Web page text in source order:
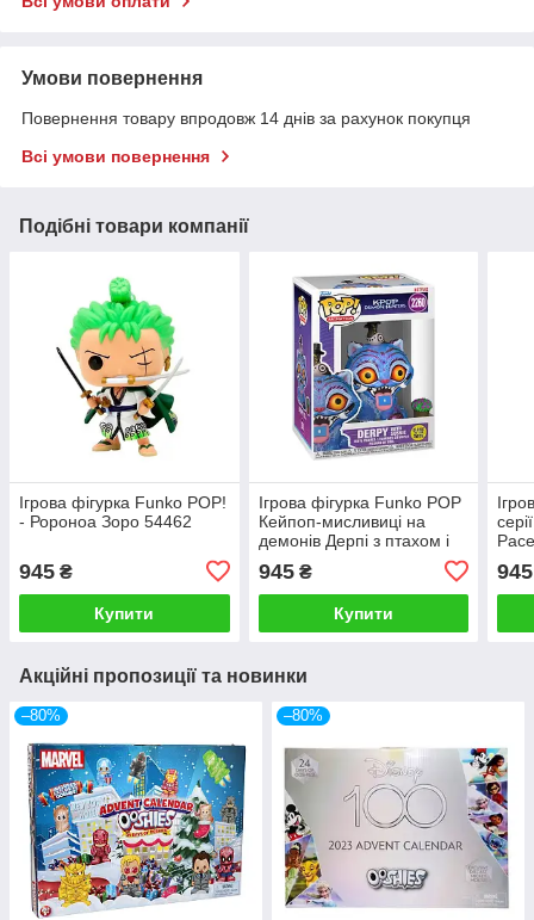
Умови повернення
Повернення товару впродовж 14 днів за рахунок покупця
Всі умови повернення
Подібні товари компанії
Ігрова фігурка Funko POP!
- Ророноа Зоро 54462
945 ₴
Купити
Ігрова фігурка Funko POP
Кейпоп‑мисливиці на
демонів Дерпі з птахом і
945₴
Купити
945
Акційні пропозиції та новинки
–80% –80%